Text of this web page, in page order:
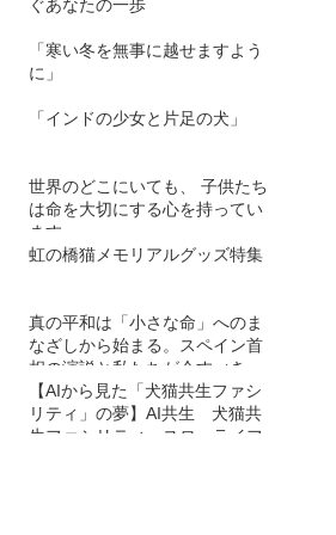
ぐあなたの一歩
「寒い冬を無事に越せますよう
に」
「インドの少女と片足の犬」
世界のどこにいても、 子供たち
は命を大切にする心を持ってい
ます。
虹の橋猫メモリアルグッズ特集
真の平和は「小さな命」へのま
なざしから始まる。スペイン首
相の演説と私たちが今すべきこ
と【AIから見た「犬猫共生ファシ
リティ」の夢】AI共生 犬猫共
生ファシリティ スローライフ